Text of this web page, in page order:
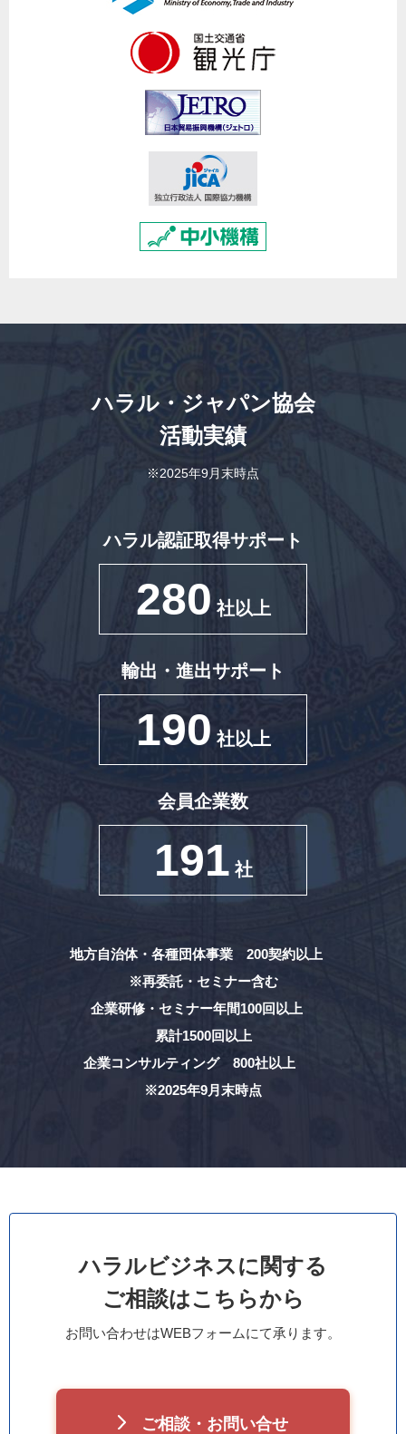
ハラル・ジャパン協会
活動実績
※2025年9月末時点
ハラル認証取得サポート
280 社以上
輸出・進出サポート
190 社以上
会員企業数
191 社
地方自治体・各種団体事業 200契約以上
※再委託・セミナー含む
企業研修・セミナー年間100回以上
累計1500回以上
企業コンサルティング 800社以上
※2025年9月末時点
ハラルビジネスに関する
ご相談はこちらから
お問い合わせはWEBフォームにて承ります。
ご相談・お問い合せ